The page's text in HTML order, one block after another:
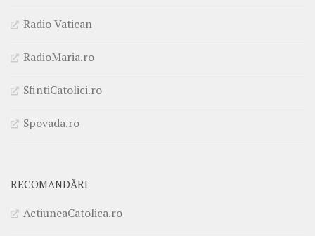
Radio Vatican
RadioMaria.ro
SfintiCatolici.ro
Spovada.ro
RECOMANDĂRI
ActiuneaCatolica.ro